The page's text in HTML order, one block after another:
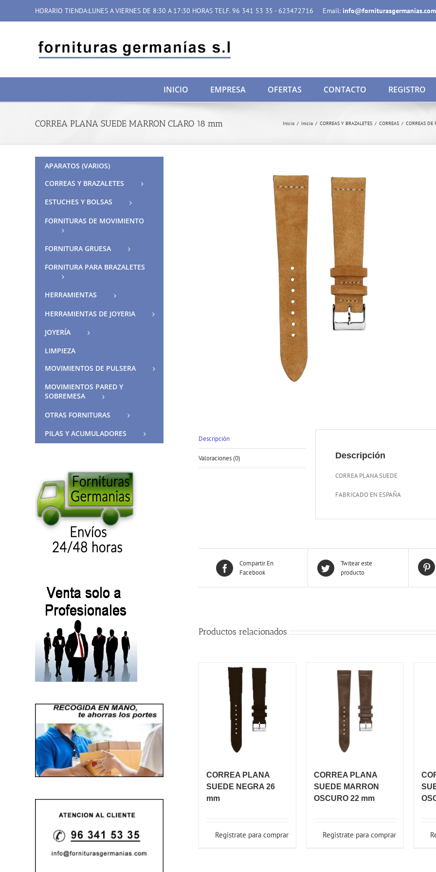
contenido
HORARIO TIENDA:LUNES A VIERNES DE 8:30 A 17:30 HORAS TELF. 96 341 53 35 - 623472716 Email: info@forniturasgermanias.com
INICIO EMPRESA OFERTAS CONTACTO REGISTRO
CORREA PLANA SUEDE MARRON CLARO 18 mm Inicio / Inicio / CORREAS Y BRAZALETES / CORREAS / CORREAS DE
Descripción
Valoraciones (0) Descripción
CORREA PLANA SUEDE
FABRICADO EN ESPAÑA
Compartir En
Facebook
Twitear este
producto
Productos relacionados
CORREA PLANA
SUEDE NEGRA 26
mm
Registrate para comprar
CORREA PLANA
SUEDE MARRON
OSCURO 22 mm
Registrate para comprar
APARATOS (VARIOS)
CORREAS Y BRAZALETES
ESTUCHES Y BOLSAS
FORNITURAS DE MOVIMIENTO
FORNITURA GRUESA
FORNITURA PARA BRAZALETES
HERRAMIENTAS
HERRAMIENTAS DE JOYERIA
JOYERÍA
LIMPIEZA
MOVIMIENTOS DE PULSERA
MOVIMIENTOS PARED Y
SOBREMESA
OTRAS FORNITURAS
PILAS Y ACUMULADORES